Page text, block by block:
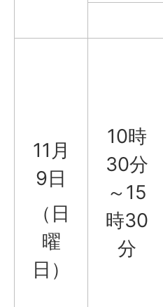
11月
9日
（日
曜
日）
10時
30分
～15
時30
分